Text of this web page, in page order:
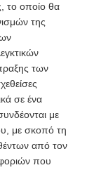
το οποίο θα
της
των
σε ένα
με
με σκοπό τη
από τον
που